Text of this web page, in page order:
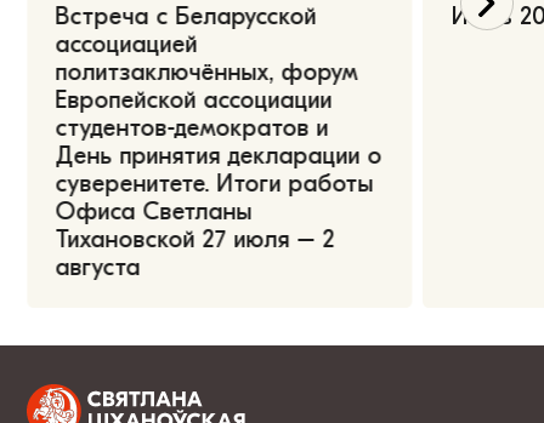
Встреча с Беларусской
ассоциацией
политзаключённых, форум
Европейской ассоциации
студентов-демократов и
День принятия декларации о
суверенитете. Итоги работы
Офиса Светланы
Тихановской 27 июля – 2
августа
Июль